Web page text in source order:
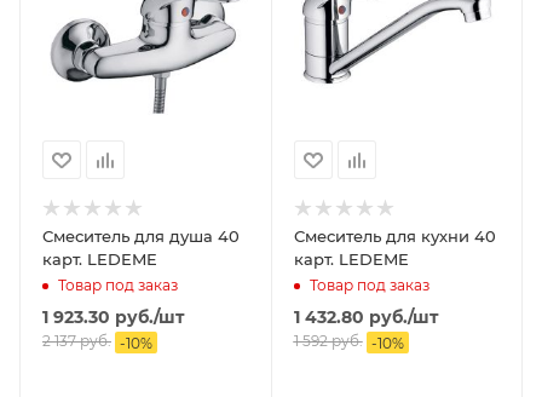
Смеситель для душа 40
карт. LEDEME
Товар под заказ
1 923.30 руб./шт
2 137руб. -10%
Смеситель для кухни 40
карт. LEDEME
Товар под заказ
1 432.80 руб./шт
1 592руб. -10%